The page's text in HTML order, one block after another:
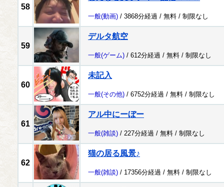
58
一般(動画) / 3868分経過 / 無料 / 制限なし
59
デルタ航空
一般(ゲーム) / 612分経過 / 無料 / 制限なし
60
未記入
一般(その他) / 6752分経過 / 無料 / 制限なし
61
アル中にーぼー
一般(雑談) / 227分経過 / 無料 / 制限なし
62
猫の居る風景♪
一般(雑談) / 17356分経過 / 無料 / 制限なし